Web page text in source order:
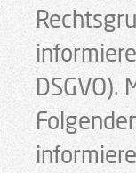
DSGVO).